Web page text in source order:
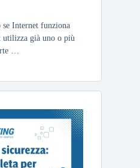
se Internet funziona
utilizza già uno o più
…